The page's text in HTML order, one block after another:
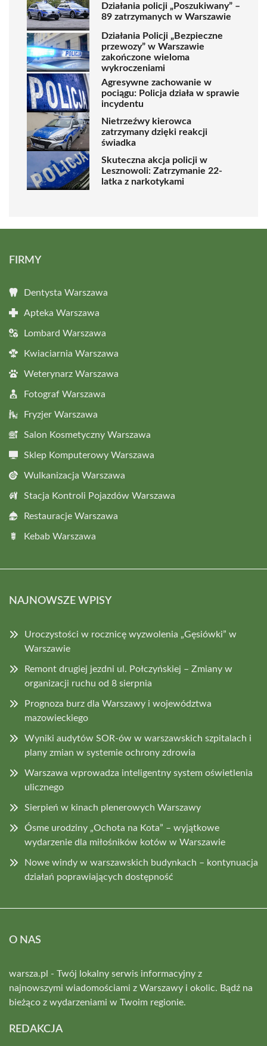
Działania policji „Poszukiwany” –
89 zatrzymanych w Warszawie
Działania Policji „Bezpieczne
przewozy” w Warszawie
zakończone wieloma
wykroczeniami
Agresywne zachowanie w
pociągu: Policja działa w sprawie
incydentu
Nietrzeźwy kierowca
zatrzymany dzięki reakcji
świadka
Skuteczna akcja policji w
Lesznowoli: Zatrzymanie 22-
latka z narkotykami
FIRMY
Dentysta Warszawa
Apteka Warszawa
Lombard Warszawa
Kwiaciarnia Warszawa
Weterynarz Warszawa
Fotograf Warszawa
Fryzjer Warszawa
Salon Kosmetyczny Warszawa
Sklep Komputerowy Warszawa
Wulkanizacja Warszawa
Stacja Kontroli Pojazdów Warszawa
Restauracje Warszawa
Kebab Warszawa
NAJNOWSZE WPISY
Uroczystości w rocznicę wyzwolenia „Gęsiówki” w
Warszawie
Remont drugiej jezdni ul. Połczyńskiej – Zmiany w
organizacji ruchu od 8 sierpnia
Prognoza burz dla Warszawy i województwa
mazowieckiego
Wyniki audytów SOR-ów w warszawskich szpitalach i
plany zmian w systemie ochrony zdrowia
Warszawa wprowadza inteligentny system oświetlenia
ulicznego
Sierpień w kinach plenerowych Warszawy
Ósme urodziny „Ochota na Kota” – wyjątkowe
wydarzenie dla miłośników kotów w Warszawie
Nowe windy w warszawskich budynkach – kontynuacja
działań poprawiających dostępność
O NAS
warsza.pl - Twój lokalny serwis informacyjny z
najnowszymi wiadomościami z Warszawy i okolic. Bądź na
bieżąco z wydarzeniami w Twoim regionie.
REDAKCJA